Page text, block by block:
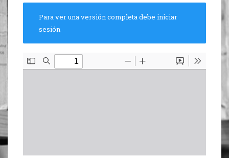
Para ver una versión completa debe iniciar
sesión